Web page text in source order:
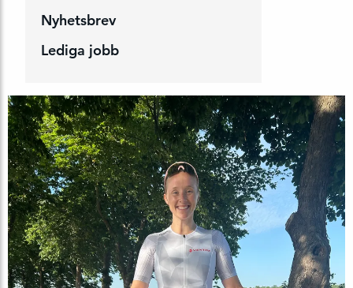
Nyhetsbrev
Lediga jobb